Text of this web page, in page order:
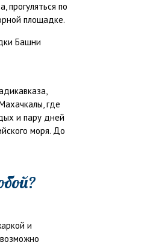
прогуляться по
площадке.
где
и пару дней
моря. До
и